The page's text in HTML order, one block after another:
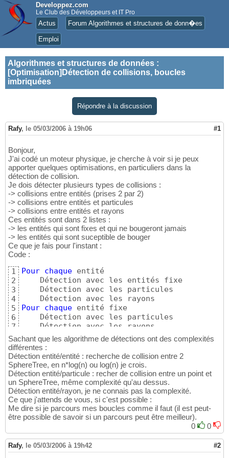
Developpez.com
Le Club des Développeurs et IT Pro
Actus Forum Algorithmes et structures de donn�es
Emploi
Algorithmes et structures de données :
[Optimisation]Détection de collisions, boucles
imbriquées
Répondre à la discussion
Rafy, le 05/03/2006 à 19h06 #1
Bonjour,
J'ai codé un moteur physique, je cherche à voir si je peux
apporter quelques optimisations, en particuliers dans la
détection de collision.
Je dois détecter plusieurs types de collisions :
-> collisions entre entités (prises 2 par 2)
-> collisions entre entités et particules
-> collisions entre entités et rayons
Ces entités sont dans 2 listes :
-> les entités qui sont fixes et qui ne bougeront jamais
-> les entités qui sont suceptible de bouger
Ce que je fais pour l'instant :
Code :
1
2
3
4
5
6
7
Pour chaque entité
    Détection avec les entités fixe
    Détection avec les particules
Pour chaque entité fixe
    Détection avec les particules
    Détection avec les rayons
Sachant que les algorithme de détections ont des complexités
différentes :
Détection entité/entité : recherche de collision entre 2
SphereTree, en n*log(n) ou log(n) je crois.
Détection entité/particule : recher de collision entre un point et
un SphereTree, même complexité qu'au dessus.
Détection entité/rayon, je ne connais pas la complexité.
Ce que j'attends de vous, si c'est possible :
Me dire si je parcours mes boucles comme il faut (il est peut-
être possible de savoir si un parcours peut être meilleur).
0
0
Rafy, le 05/03/2006 à 19h42 #2